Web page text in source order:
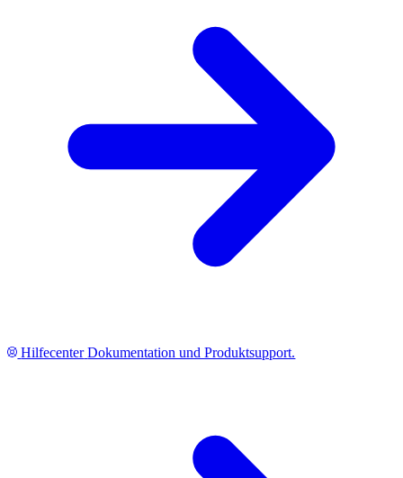
Hilfecenter Dokumentation und Produktsupport.